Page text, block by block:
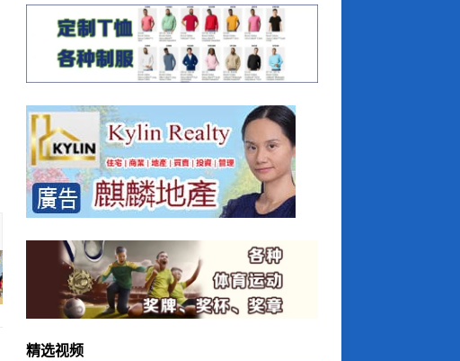
精选视频